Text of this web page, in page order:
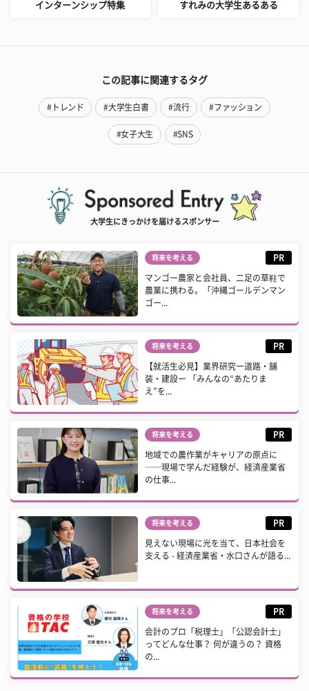
インターンシップ特集 すれみの大学生あるある
この記事に関連するタグ
#トレンド #大学生白書 #流行 #ファッション
#女子大生 #SNS
大学生にきっかけを届けるスポンサー
将来を考える PR
マンゴー農家と会社員、二足の草鞋で
農業に携わる。「沖縄ゴールデンマン
ゴー...
将来を考える PR
【就活生必見】業界研究ー道路・舗
装・建設ー 「みんなの“あたりま
え”を...
将来を考える PR
地域での農作業がキャリアの原点に
──現場で学んだ経験が、経済産業省
の仕事...
将来を考える PR
見えない現場に光を当て、日本社会を
支える - 経済産業省・水口さんが語る...
将来を考える PR
会計のプロ「税理士」「公認会計士」
ってどんな仕事？ 何が違うの？ 資格
の...